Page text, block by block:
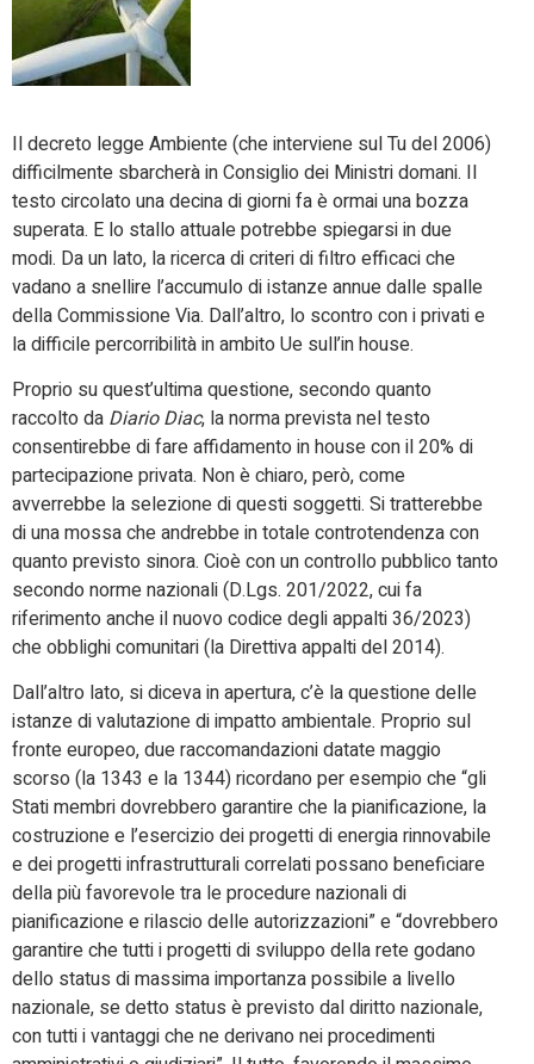
Il decreto legge Ambiente (che interviene sul Tu del 2006)
difficilmente sbarcherà in Consiglio dei Ministri domani. Il
testo circolato una decina di giorni fa è ormai una bozza
superata. E lo stallo attuale potrebbe spiegarsi in due
modi. Da un lato, la ricerca di criteri di filtro efficaci che
vadano a snellire l’accumulo di istanze annue dalle spalle
della Commissione Via. Dall’altro, lo scontro con i privati e
la difficile percorribilità in ambito Ue sull’in house.
Proprio su quest’ultima questione, secondo quanto
raccolto da Diario Diac, la norma prevista nel testo
consentirebbe di fare affidamento in house con il 20% di
partecipazione privata. Non è chiaro, però, come
avverrebbe la selezione di questi soggetti. Si tratterebbe
di una mossa che andrebbe in totale controtendenza con
quanto previsto sinora. Cioè con un controllo pubblico tanto
secondo norme nazionali (D.Lgs. 201/2022, cui fa
riferimento anche il nuovo codice degli appalti 36/2023)
che obblighi comunitari (la Direttiva appalti del 2014).
Dall’altro lato, si diceva in apertura, c’è la questione delle
istanze di valutazione di impatto ambientale. Proprio sul
fronte europeo, due raccomandazioni datate maggio
scorso (la 1343 e la 1344) ricordano per esempio che “gli
Stati membri dovrebbero garantire che la pianificazione, la
costruzione e l’esercizio dei progetti di energia rinnovabile
e dei progetti infrastrutturali correlati possano beneficiare
della più favorevole tra le procedure nazionali di
pianificazione e rilascio delle autorizzazioni” e “dovrebbero
garantire che tutti i progetti di sviluppo della rete godano
dello status di massima importanza possibile a livello
nazionale, se detto status è previsto dal diritto nazionale,
con tutti i vantaggi che ne derivano nei procedimenti